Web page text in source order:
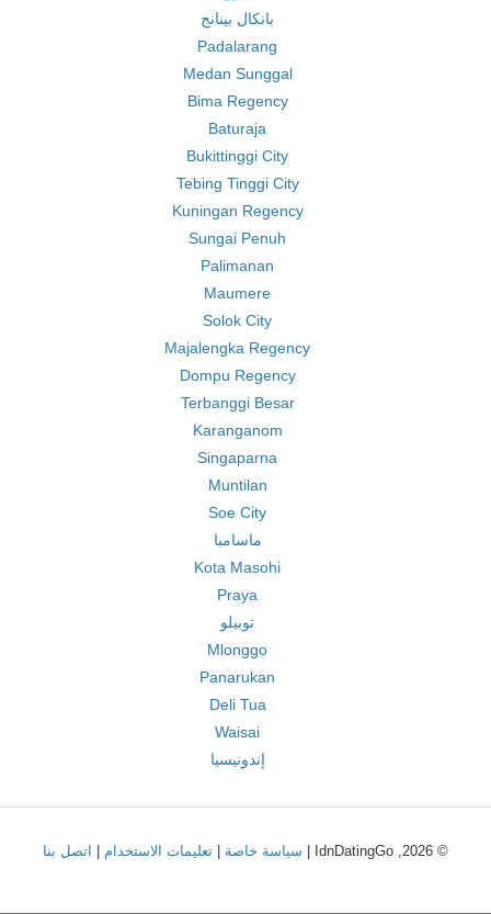
بانكال بينانج
Padalarang
Medan Sunggal
Bima Regency
Baturaja
Bukittinggi City
Tebing Tinggi City
Kuningan Regency
Sungai Penuh
Palimanan
Maumere
Solok City
Majalengka Regency
Dompu Regency
Terbanggi Besar
Karanganom
Singaparna
Muntilan
Soe City
ماسامبا
Kota Masohi
Praya
توبيلو
Mlonggo
Panarukan
Deli Tua
Waisai
إندونيسيا
© 2026, IdnDatingGo | سياسة خاصة تعليمات الاستخدام اتصل بنا